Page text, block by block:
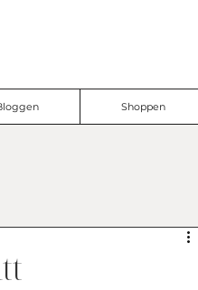
Shoppen